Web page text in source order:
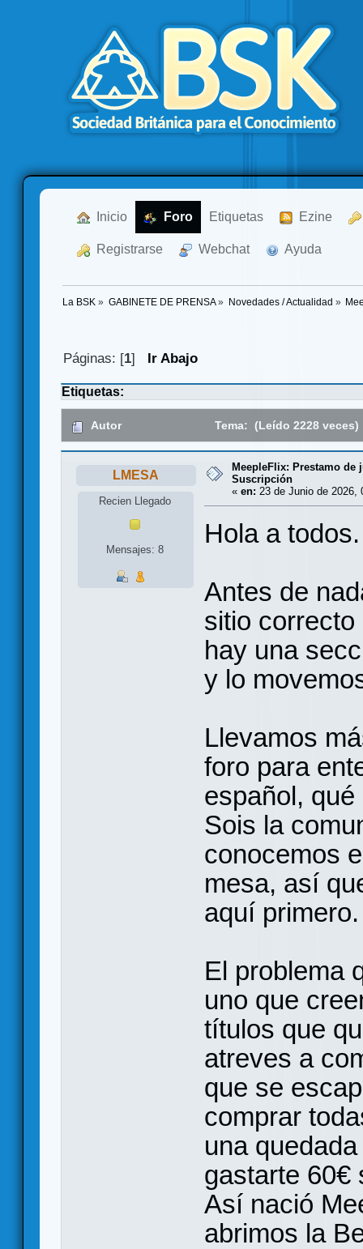
Inicio Foro Etiquetas Ezine
Registrarse Webchat Ayuda
La BSK » GABINETE DE PRENSA» Novedades / Actualidad »
Páginas: [1] Ir Abajo
Etiquetas:
Autor Tema: (Leído 2228 veces)
LMESA
Recien Llegado
Mensajes: 8
MeepleFlix: Prestamo de
Suscripción
« en: 23 de Junio de 2026,
Hola a todos.
Antes de
sitio
hay una
y lo
Llevamos
foro para
español,
Sois la
conocemos
mesa, así
aquí primero.
El problema
uno que
títulos que
atreves a
que se
comprar
una
gastarte 60€
Así nació
abrimos la